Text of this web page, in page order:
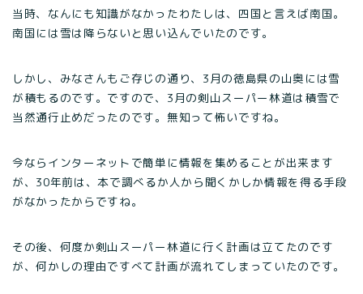
当時、なんにも知識がなかったわたしは、四国と言えば南国。
南国には雪は降らないと思い込んでいたのです。
しかし、みなさんもご存じの通り、3月の徳島県の山奥には雪
が積もるのです。ですので、3月の剣山スーパー林道は積雪で
当然通行止めだったのです。無知って怖いですね。
今ならインターネットで簡単に情報を集めることが出来ます
が、30年前は、本で調べるか人から聞くかしか情報を得る手段
がなかったからですね。
その後、何度か剣山スーパー林道に行く計画は立てたのです
が、何かしの理由ですべて計画が流れてしまっていたのです。